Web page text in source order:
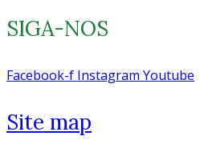
SIGA-NOS
Facebook-f Instagram Youtube
Site map